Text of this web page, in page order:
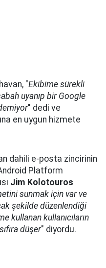
"Ekibime sürekli
uyanıp bir Google
" dedi ve
en uygun hizmete
dahili e-posta zincirinin
Platform
Jim Kolotouros
sunmak için var ve
şekilde düzenlendiği
kullanan kullanıcıların
düşer" diyordu.